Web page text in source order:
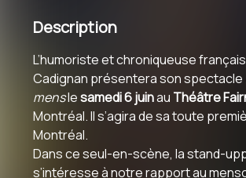
Description
L’humoriste et chroniqueuse
Cadignan présentera son spectacle
menslesamedi 6 juinau Théâtre
Montréal. Il s’agira de sa toute
Montréal.
Dans ce seul-en-scène, la stand-
s’intéresse à notre rapport au